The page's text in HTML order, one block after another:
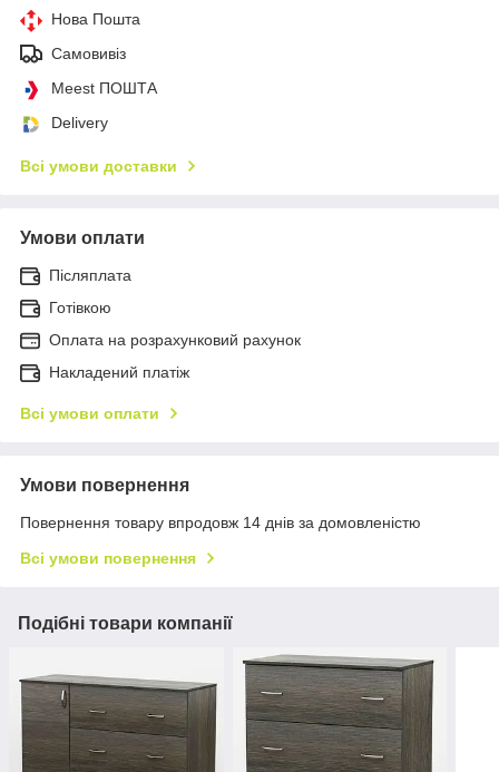
Нова Пошта
Самовивіз
Meest ПОШТА
Delivery
Всі умови доставки
Умови оплати
Післяплата
Готівкою
Оплата на розрахунковий рахунок
Накладений платіж
Всі умови оплати
Умови повернення
Повернення товару впродовж 14 днів за домовленістю
Всі умови повернення
Подібні товари компанії